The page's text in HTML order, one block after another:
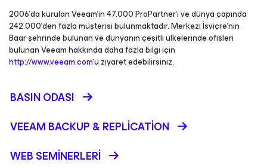
2006’da kurulan Veeam’in 47.000 ProPartner’ı ve dünya çapında
242.000’den fazla müşterisi bulunmaktadır. Merkezi İsviçre’nin
Baar şehrinde bulunan ve dünyanın çeşitli ülkelerinde ofisleri
bulunan Veeam hakkında daha fazla bilgi için
http://www.veeam.com‘u ziyaret edebilirsiniz.
BASIN ODASI
VEEAM BACKUP &REPLICATION
WEB SEMINERLERI